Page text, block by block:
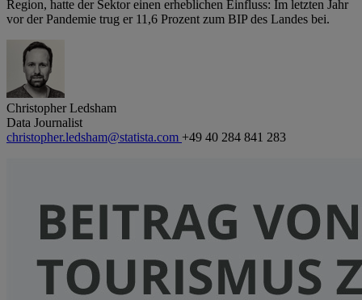
Region, hatte der Sektor einen erheblichen Einfluss: Im letzten Jahr
vor der Pandemie trug er 11,6 Prozent zum BIP des Landes bei.
Christopher Ledsham
Data Journalist
christopher.ledsham@statista.com +49 40 284 841 283